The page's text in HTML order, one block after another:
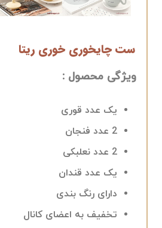
ست چایخوری خوری ریتا
ویژگی محصول :
یک عدد قوری
2 عدد فنجان
2 عدد نعلبکی
یک عدد قندان
دارای رنگ بندی
تخفیف به اعضای کانال